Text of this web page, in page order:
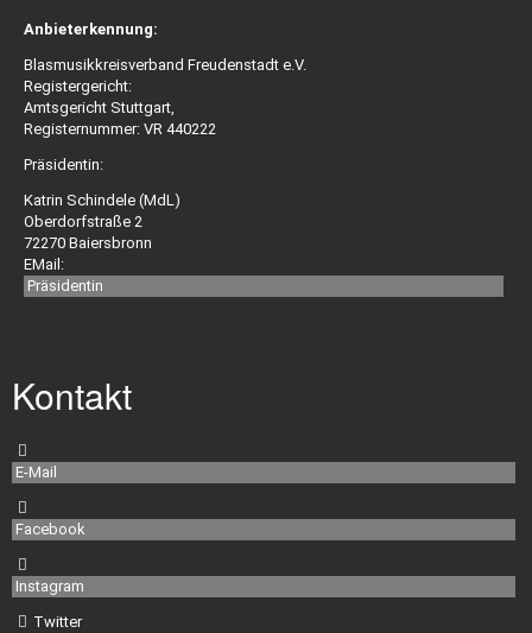
Links
L
B
O
Downloads
Anbieterkennung:
Blasmusikkreisverband Freudenstadt e.V.
Registergericht:
Amtsgericht Stuttgart,
Registernummer: VR 440222
Präsidentin:
Katrin Schindele (MdL)
Oberdorfstraße 2
72270 Baiersbronn
EMail:
Präsidentin
Kontakt
E-Mail
Facebook
Instagram
Twitter